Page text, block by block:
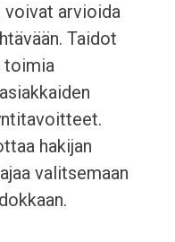
voivat arvioida
Taidot
toimia
hakijan
valitsemaan